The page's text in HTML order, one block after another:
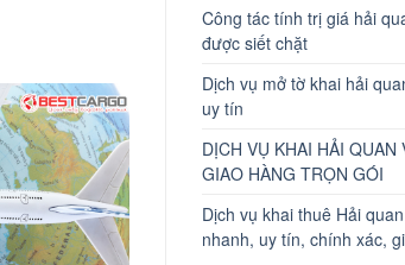
Công tác tính trị giá hải
được siết chặt
Dịch vụ mở tờ khai hải
uy tín
DỊCH VỤ KHAI HẢI QUAN
GIAO HÀNG TRỌN GÓI
Dịch vụ khai thuê Hải quan
nhanh, uy tín, chính xác,